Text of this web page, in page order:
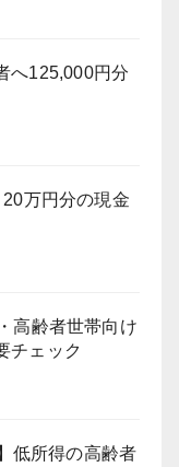
へ125,000円分
20万円分の現金
高齢者世帯向け
チェック
低所得の高齢者